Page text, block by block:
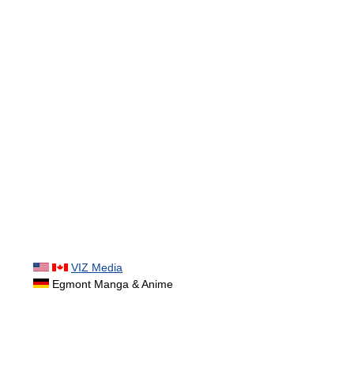
VIZ Media
Egmont Manga & Anime